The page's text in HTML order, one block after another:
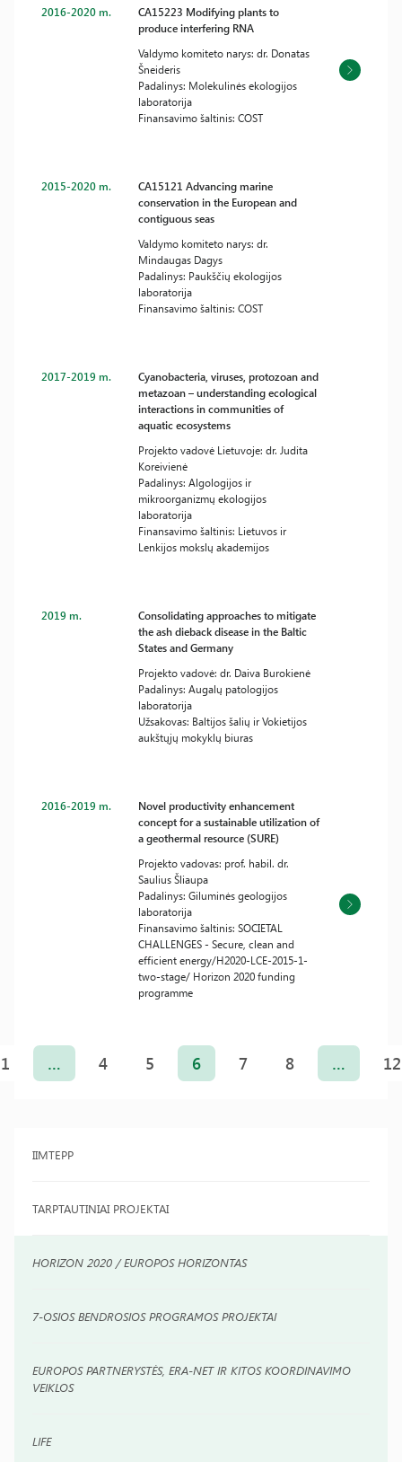
IIMTEPP
TARPTAUTINIAI PROJEKTAI
HORIZON 2020 / EUROPOS HORIZONTAS
7-OSIOS BENDROSIOS PROGRAMOS PROJEKTAI
EUROPOS PARTNERYSTĖS, ERA-NET IR KITOS KOORDINAVIMO
VEIKLOS
LIFE
2016-2020 m.
CA15223 Modifying plants to
produce interfering RNA
Valdymo komiteto narys: dr. Donatas
Šneideris
Padalinys: Molekulinės ekologijos
laboratorija
Finansavimo šaltinis: COST
2015-2020 m.
CA15121 Advancing marine
conservation in the European and
contiguous seas
Valdymo komiteto narys: dr.
Mindaugas Dagys
Padalinys: Paukščių ekologijos
laboratorija
Finansavimo šaltinis: COST
2017-2019 m.
Cyanobacteria, viruses, protozoan and
metazoan – understanding ecological
interactions in communities of
aquatic ecosystems
Projekto vadovė Lietuvoje: dr. Judita
Koreivienė
Padalinys: Algologijos ir
mikroorganizmų ekologijos
laboratorija
Finansavimo šaltinis: Lietuvos ir
Lenkijos mokslų akademijos
2019 m.
Consolidating approaches to mitigate
the ash dieback disease in the Baltic
States and Germany
Projekto vadovė: dr. Daiva Burokienė
Padalinys: Augalų patologijos
laboratorija
Užsakovas: Baltijos šalių ir Vokietijos
aukštųjų mokyklų biuras
2016-2019 m.
Novel productivity enhancement
concept for a sustainable utilization of
a geothermal resource (SURE)
Projekto vadovas: prof. habil. dr.
Saulius Šliaupa
Padalinys: Giluminės geologijos
laboratorija
Finansavimo šaltinis: SOCIETAL
CHALLENGES - Secure, clean and
efficient energy/H2020-LCE-2015-1-
two-stage/ Horizon 2020 funding
programme
Įrašų
puslapiavimas
1 … 4 5 6 7 8 … 12